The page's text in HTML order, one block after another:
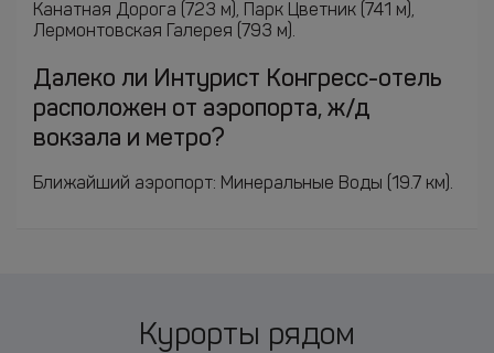
Канатная Дорога (723 м), Парк Цветник (741 м),
Лермонтовская Галерея (793 м).
Далеко ли Интурист Конгресс-отель
расположен от аэропорта, ж/д
вокзала и метро?
Ближайший аэропорт: Минеральные Воды (19.7 км).
Курорты рядом